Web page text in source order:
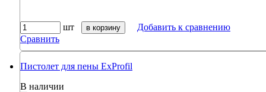
шт в корзину
Добавить к сравнению
Сравнить
Пистолет для пены ExProfil
В наличии